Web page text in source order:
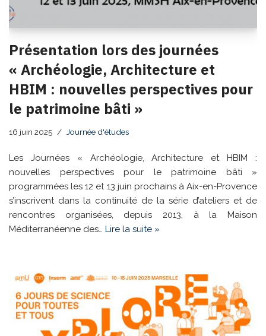
Présentation lors des journées
« Archéologie, Architecture et
HBIM : nouvelles perspectives pour
le patrimoine bâti »
16 juin 2025 Journée d'études
Les Journées « Archéologie, Architecture et HBIM :
nouvelles perspectives pour le patrimoine bâti »
programmées les 12 et 13 juin prochains à Aix-en-Provence
s’inscrivent dans la continuité de la série d’ateliers et de
rencontres organisées, depuis 2013, à la Maison
Méditerranéenne des… Lire la suite »